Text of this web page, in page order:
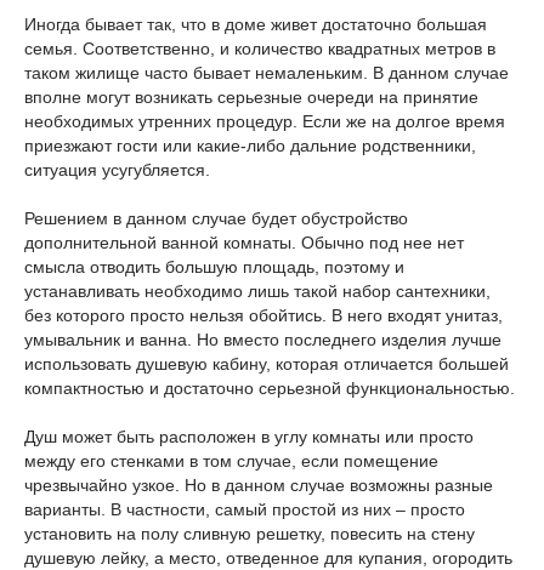
Иногда бывает так, что в доме живет достаточно большая
семья. Соответственно, и количество квадратных метров в
таком жилище часто бывает немаленьким. В данном случае
вполне могут возникать серьезные очереди на принятие
необходимых утренних процедур. Если же на долгое время
приезжают гости или какие-либо дальние родственники,
ситуация усугубляется.
Решением в данном случае будет обустройство
дополнительной ванной комнаты. Обычно под нее нет
смысла отводить большую площадь, поэтому и
устанавливать необходимо лишь такой набор сантехники,
без которого просто нельзя обойтись. В него входят унитаз,
умывальник и ванна. Но вместо последнего изделия лучше
использовать душевую кабину, которая отличается большей
компактностью и достаточно серьезной функциональностью.
Душ может быть расположен в углу комнаты или просто
между его стенками в том случае, если помещение
чрезвычайно узкое. Но в данном случае возможны разные
варианты. В частности, самый простой из них – просто
установить на полу сливную решетку, повесить на стену
душевую лейку, а место, отведенное для купания, огородить